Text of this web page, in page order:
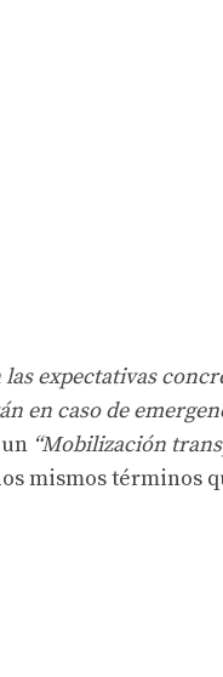
expectativas
en caso de
“Mobilización
mismos términos